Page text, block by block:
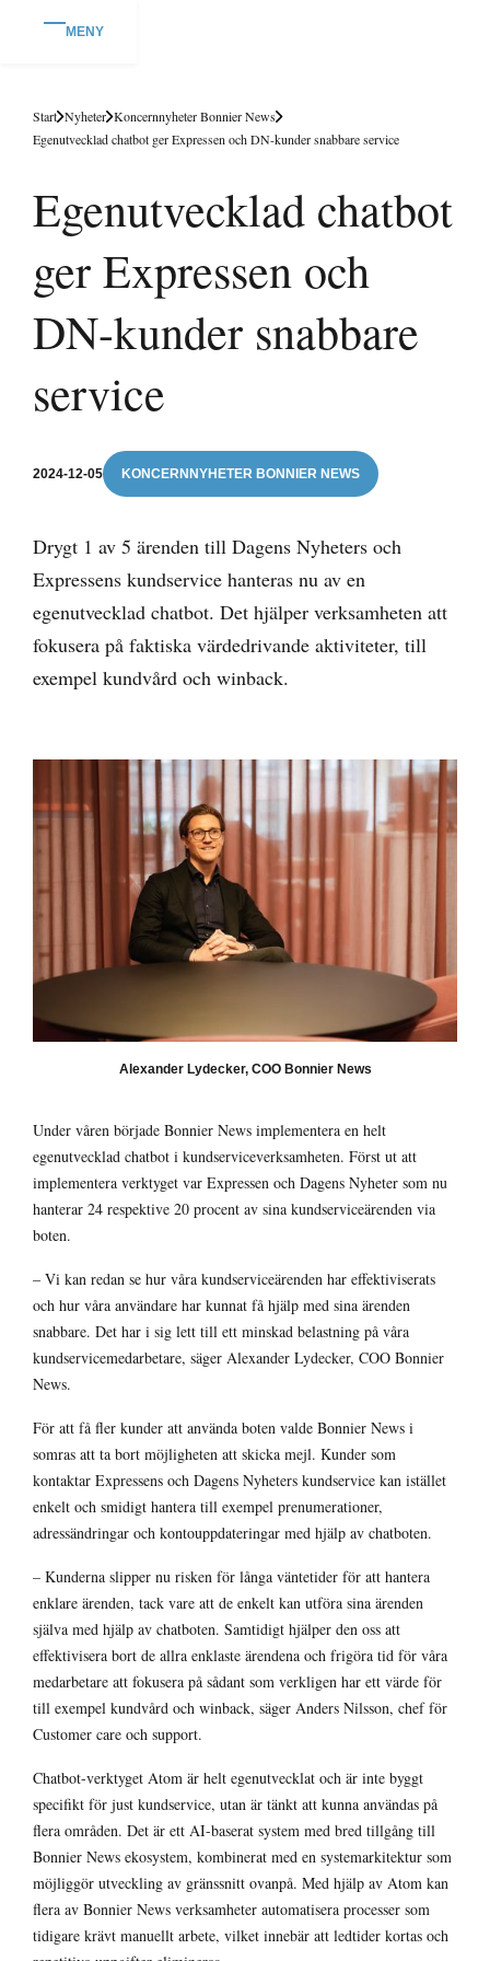
MENY
Start Nyheter Koncernnyheter Bonnier News
Egenutvecklad chatbot ger Expressen och DN-kunder snabbare service
Egenutvecklad chatbot
ger Expressen och
DN-kunder snabbare
service
2024-12-05 KONCERNNYHETER BONNIER NEWS
Drygt 1 av 5 ärenden till Dagens Nyheters och
Expressens kundservice hanteras nu av en
egenutvecklad chatbot. Det hjälper verksamheten att
fokusera på faktiska värdedrivande aktiviteter, till
exempel kundvård och winback.
Alexander Lydecker, COO Bonnier News
Under våren började Bonnier News implementera en helt
egenutvecklad chatbot i kundserviceverksamheten. Först ut att
implementera verktyget var Expressen och Dagens Nyheter som nu
hanterar 24 respektive 20 procent av sina kundserviceärenden via
boten.
– Vi kan redan se hur våra kundserviceärenden har effektiviserats
och hur våra användare har kunnat få hjälp med sina ärenden
snabbare. Det har i sig lett till ett minskad belastning på våra
kundservicemedarbetare, säger Alexander Lydecker, COO Bonnier
News.
För att få fler kunder att använda boten valde Bonnier News i
somras att ta bort möjligheten att skicka mejl. Kunder som
kontaktar Expressens och Dagens Nyheters kundservice kan istället
enkelt och smidigt hantera till exempel prenumerationer,
adressändringar och kontouppdateringar med hjälp av chatboten.
– Kunderna slipper nu risken för långa väntetider för att hantera
enklare ärenden, tack vare att de enkelt kan utföra sina ärenden
själva med hjälp av chatboten. Samtidigt hjälper den oss att
effektivisera bort de allra enklaste ärendena och frigöra tid för våra
medarbetare att fokusera på sådant som verkligen har ett värde för
till exempel kundvård och winback, säger Anders Nilsson, chef för
Customer care och support.
Chatbot-verktyget Atom är helt egenutvecklat och är inte byggt
specifikt för just kundservice, utan är tänkt att kunna användas på
flera områden. Det är ett AI-baserat system med bred tillgång till
Bonnier News ekosystem, kombinerat med en systemarkitektur som
möjliggör utveckling av gränssnitt ovanpå. Med hjälp av Atom kan
flera av Bonnier News verksamheter automatisera processer som
tidigare krävt manuellt arbete, vilket innebär att ledtider kortas och